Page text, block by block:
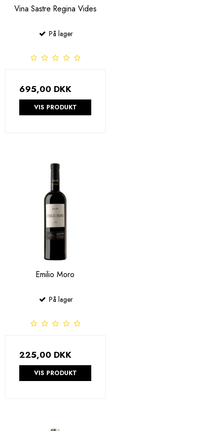
Vina Sastre Regina Vides
På lager
695,00 DKK
VIS PRODUKT
Emilio Moro
På lager
225,00 DKK
VIS PRODUKT